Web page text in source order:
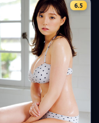
6.5